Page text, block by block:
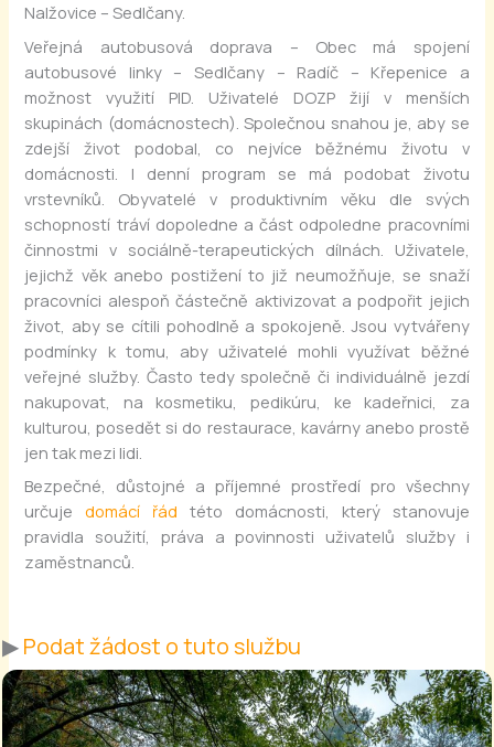
Nalžovice – Sedlčany.
Veřejná autobusová doprava – Obec má spojení
autobusové linky – Sedlčany – Radíč – Křepenice a
možnost využití PID. Uživatelé DOZP žijí v menších
skupinách (domácnostech). Společnou snahou je, aby se
zdejší život podobal, co nejvíce běžnému životu v
domácnosti. I denní program se má podobat životu
vrstevníků. Obyvatelé v produktivním věku dle svých
schopností tráví dopoledne a část odpoledne pracovními
činnostmi v sociálně-terapeutických dílnách. Uživatele,
jejichž věk anebo postižení to již neumožňuje, se snaží
pracovníci alespoň částečně aktivizovat a podpořit jejich
život, aby se cítili pohodlně a spokojeně. Jsou vytvářeny
podmínky k tomu, aby uživatelé mohli využívat běžné
veřejné služby. Často tedy společně či individuálně jezdí
nakupovat, na kosmetiku, pedikúru, ke kadeřnici, za
kulturou, posedět si do restaurace, kavárny anebo prostě
jen tak mezi lidi.
Bezpečné, důstojné a příjemné prostředí pro všechny
určujedomácí řád této domácnosti, který stanovuje
pravidla soužití, práva a povinnosti uživatelů služby i
zaměstnanců.
▶Podat žádost o tuto službu